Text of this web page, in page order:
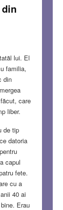
lui. El
familia,
din
care
liber.
de tip
datoria
capul
fete.
cu a
40 ai
Erau